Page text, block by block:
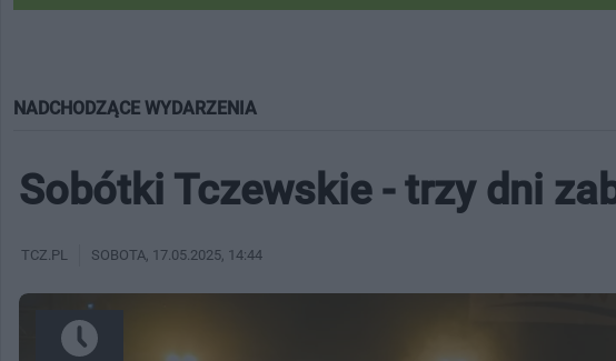
NADCHODZĄCE WYDARZENIA
Sobótki Tczewskie - trzy dni
TCZ.PL SOBOTA, 17.05.2025, 14:44